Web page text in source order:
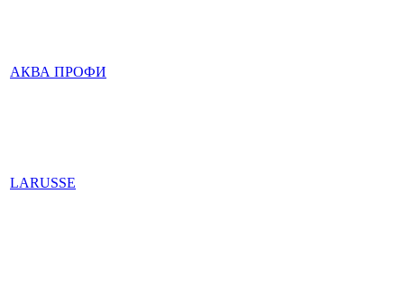
АКВА ПРОФИ
LARUSSE